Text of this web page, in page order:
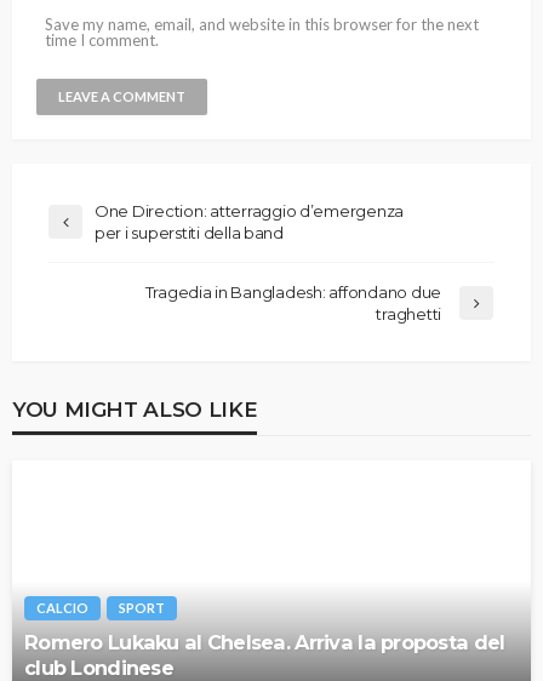
Save my name, email, and website in this browser for the next
time I comment.
One Direction: atterraggio d’emergenza
per i superstiti della band
Tragedia in Bangladesh: affondano due
traghetti
YOU MIGHT ALSO LIKE
CALCIO SPORT
Romero Lukaku al Chelsea. Arriva la proposta del
club Londinese